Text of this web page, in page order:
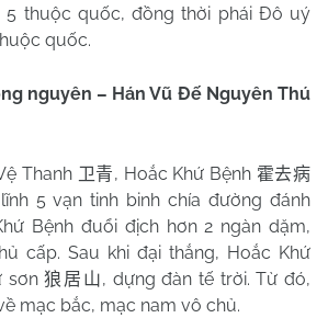
5 thuộc quốc, đồng thời phái Đô uý
quốc.
nguyên – Hán Vũ Đế Nguyên Thú
Thanh 卫青, Hoắc Khứ Bệnh 霍去病
5 vạn tinh binh chía đường đánh
Bệnh đuổi địch hơn 2 ngàn dặm,
cấp. Sau khi đại thắng, Hoắc Khứ
sơn狼居山, dựng đàn tế trời. Từ đó,
mạc bắc, mạc nam vô chủ.